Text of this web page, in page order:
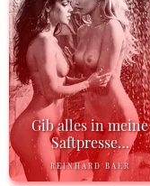
Gib alles in meine
Saftpresse…
REINHARD BAER